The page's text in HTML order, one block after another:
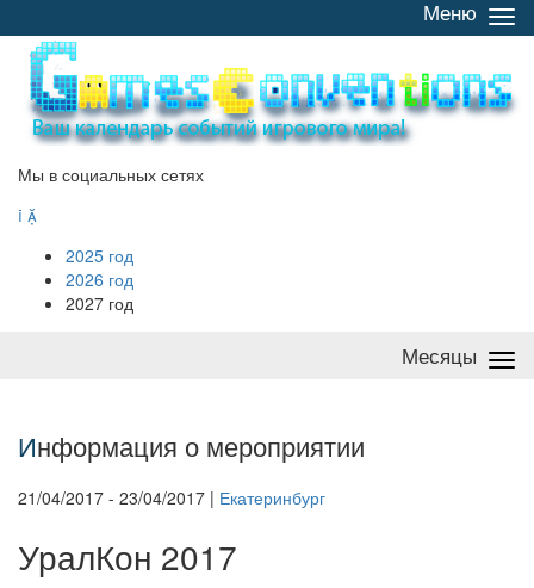
/
Меню
Мы в социальных сетях
 
2025 год
2026 год
2027 год
Месяцы
Информация о мероприятии
21/04/2017 - 23/04/2017 | Екатеринбург
УралКон 2017